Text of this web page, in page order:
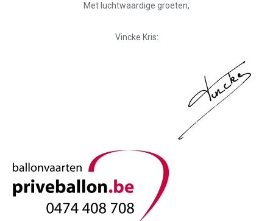
Met luchtwaardige groeten,
Vincke Kris: